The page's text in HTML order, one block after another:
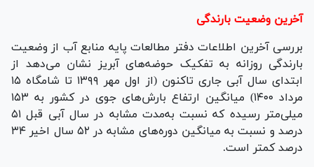
آخرین وضعیت بارندگی
بررسی آخرین اطلاعات دفتر مطالعات پایه منابع آب از وضعیت
بارندگی روزانه به تفکیک حوضه‌های آبریز نشان می‌دهد از
ابتدای سال آبی جاری تاکنون (از اول مهر ۱۳۹۹ تا شامگاه ۱۵
مرداد ۱۴۰۰) میانگین ارتفاع بارش‌های جوی در کشور به ۱۵۳
میلی‌متر رسیده که نسبت به‌مدت مشابه در سال آبی قبل ۵۱
درصد و نسبت به میانگین دوره‌های مشابه در ۵۲ سال اخیر ۳۴
درصد کمتر است.